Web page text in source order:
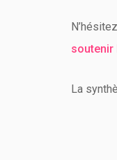
soutenir
La